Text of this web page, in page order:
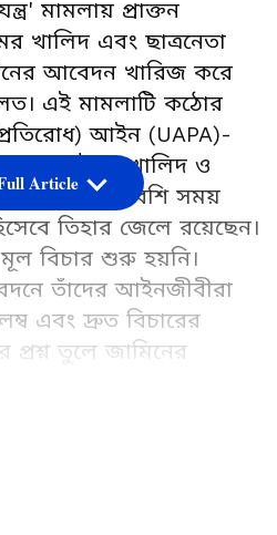
মামলায় প্রাক্তন
খালিদ এবং ছাত্রনেতা
আবেদন খারিজ করে
এই মামলাটি কঠোর
আইন (UAPA)-
উমর খালিদ ও
বছরের বেশি সময়
তিহার জেলে রয়েছেন।
বিচার শুরু হয়নি।
তাঁদের আইনজীবীরা
এবং দ্রুত বিচারের
প্রশ্ন তুলে জামিনের
Article